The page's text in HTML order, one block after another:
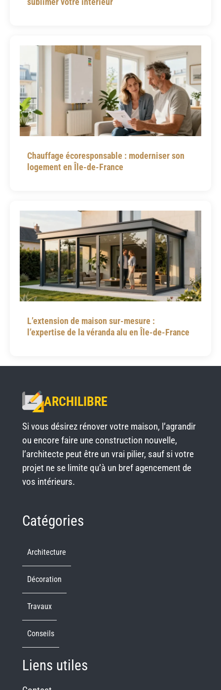
Chauffage écoresponsable : moderniser son
logement en Île-de-France
L’extension de maison sur-mesure :
l’expertise de la véranda alu en Île-de-France
ARCHILIBRE
Si vous désirez rénover votre maison, l’agrandir
ou encore faire une construction nouvelle,
l’architecte peut être un vrai pilier, sauf si votre
projet ne se limite qu’à un bref agencement de
vos intérieurs.
Catégories
Architecture
Décoration
Travaux
Conseils
Liens utiles